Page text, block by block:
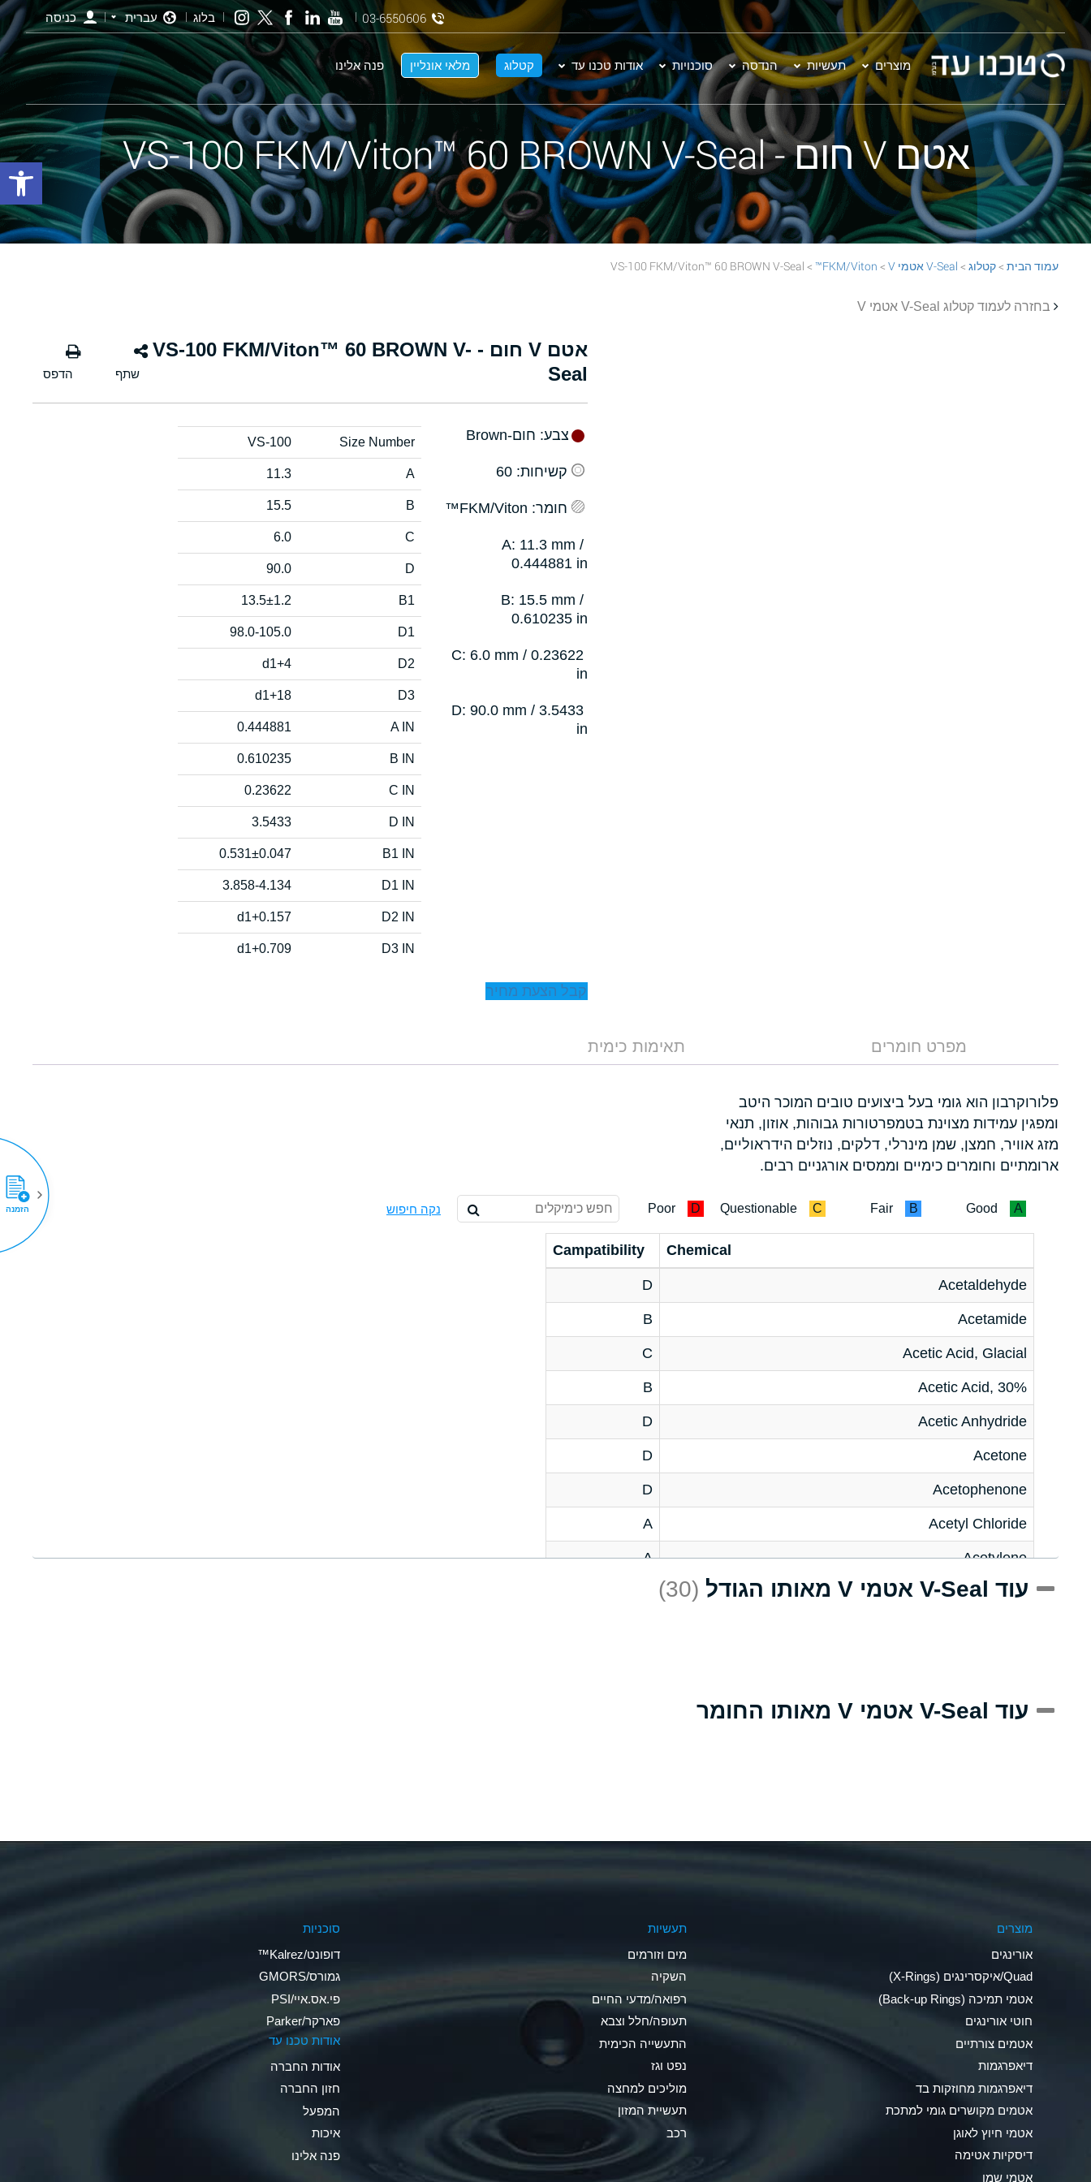
מוצרים תעשיות הנדסה סוכנויות אודות טכנו עד קטלוג מלאי אונליין פנה אלינו
03-6550606 בלוג עברית כניסה
אטם V חום - VS-100 FKM/Viton™ 60 BROWN V-Seal
עמוד הבית >קטלוג > V-Seal אטמי V >
FKM/Viton™
> VS-100 FKM/Viton™ 60 BROWN V-Seal
בחזרה לעמוד קטלוג V-Seal אטמי V
אטם V חום - VS-100 FKM/Viton™ 60 BROWN V-
Seal
Size Number
VS-100
A
11.3
B
15.5
C
6.0
D
90.0
B1
13.5±1.2
D1
98.0-105.0
D2
d1+4
D3
d1+18
A IN
0.444881
B IN
0.610235
C IN
0.23622
D IN
3.5433
B1 IN
0.531±0.047
D1 IN
3.858-4.134
D2 IN
d1+0.157
D3 IN
d1+0.709
צבע: חום-Brown
קשיחות: 60
חומר: FKM/Viton™
: 11.3 mm /
0.444881 in
: 15.5 mm /
0.610235 in
: 6.0 mm / 0.23622
in
: 90.0 mm / 3.5433
in
קבל הצעת מחיר
מפרט חומרים תאימות כימית
פלורוקרבון הוא גומי בעל ביצועים טובים המוכר היטב
ומפגין עמידות מצוינת בטמפרטורות גבוהות, אוזון, תנאי
מזג אוויר, חמצן, שמן מינרלי, דלקים, נוזלים הידראוליים,
ארומתיים וחומרים כימיים וממסים אורגניים רבים.
A
Good
B
Fair
C
Questionable
D
Poor נקה חיפוש
Chemical
Campatibility
Acetaldehyde
D
Acetamide
B
Acetic Acid, Glacial
C
Acetic Acid, 30%
B
Acetic Anhydride
D
Acetone
D
Acetophenone
D
Acetyl Chloride
A
Acetylene
A
Acrlylonitrile
Ammonia Anhydrous
D
Ammonia Gas (hot)
D
Ammonium Carbonate (Aqueous)
Ammonium Chloride (Aqueous)
A
Ammonium Hydroxide (conc.)
B
Ammonium Nitrate (Aqueous)
Ammonium Nitrite (Aqueous)
A
עוד V-Seal אטמי V מאותו הגודל (30)
עוד V-Seal אטמי V מאותו החומר
מוצרים
אורינגים
Quad/איקסרינגים (X-Rings)
אטמי תמיכה (Back-up Rings)
חוטי אורינגים
אטמים צורתיים
דיאפרגמות
דיאפרגמות מחוזקות בד
אטמים מקושרים גומי למתכת
אטמי חיוץ לאוגן
דיסקיות אטימה
אטמי שמן
תעשיות
מים וזורמים
השקיה
רפואה/מדעי החיים
תעופה/חלל וצבא
התעשייה הכימית
נפט וגז
מוליכים למחצה
תעשיית המזון
רכב
סוכניות
דופונט/Kalrez™
גמורס/GMORS
פי.אס.איי/PSI
פארקר/Parker
אודות טכנו עד
אודות החברה
חזון החברה
המפעל
איכות
פנה אלינו
הזמנה
פתח